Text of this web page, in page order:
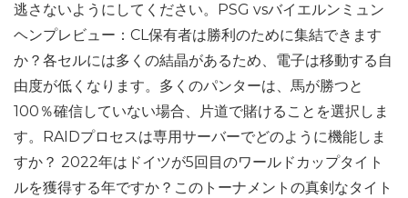
逃さないようにしてください。PSG vsバイエルンミュン
ヘンプレビュー：CL保有者は勝利のために集結できます
か？各セルには多くの結晶があるため、電子は移動する自
由度が低くなります。多くのパンターは、馬が勝つと
100％確信していない場合、片道で賭けることを選択しま
す。RAIDプロセスは専用サーバーでどのように機能しま
すか？ 2022年はドイツが5回目のワールドカップタイト
ルを獲得する年ですか？このトーナメントの真剣なタイト